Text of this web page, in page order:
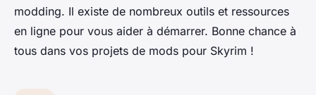
modding. Il existe de nombreux outils et ressources
en ligne pour vous aider à démarrer. Bonne chance à
tous dans vos projets de mods pour Skyrim !